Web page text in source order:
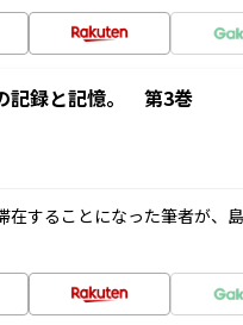
記録と記憶。 第3巻
在することになった筆者が、